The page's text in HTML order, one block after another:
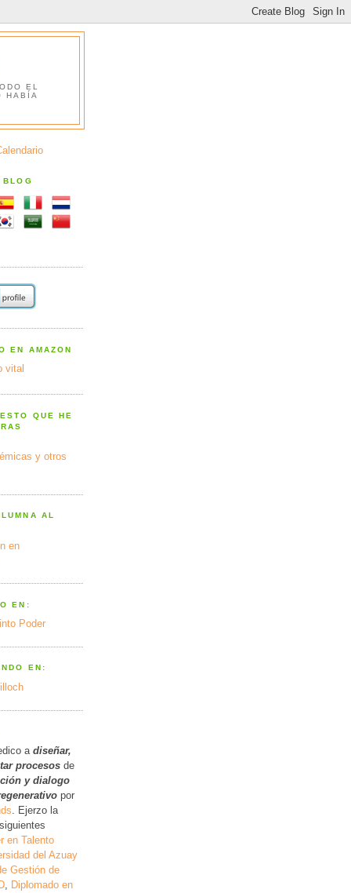
EL
HABÍA
BLOG
EN AMAZON
vital
QUE HE
y otros
AL
en
EN:
Poder
EN:
a diseñar,
procesos de
y dialogo
por
. Ejerzo la
en Talento
del Azuay
Gestión de
Diplomado en